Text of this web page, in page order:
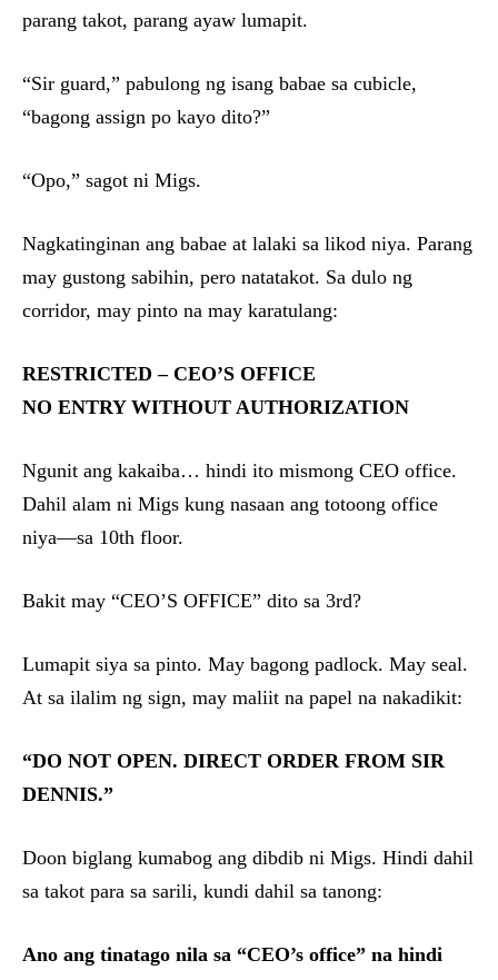
parang takot, parang ayaw lumapit.
“Sir guard,” pabulong ng isang babae sa cubicle,
“bagong assign po kayo dito?”
“Opo,” sagot ni Migs.
Nagkatinginan ang babae at lalaki sa likod niya. Parang
may gustong sabihin, pero natatakot. Sa dulo ng
corridor, may pinto na may karatulang:
RESTRICTED – CEO’S OFFICE
NO ENTRY WITHOUT AUTHORIZATION
Ngunit ang kakaiba… hindi ito mismong CEO office.
Dahil alam ni Migs kung nasaan ang totoong office
niya—sa 10th floor.
Bakit may “CEO’S OFFICE” dito sa 3rd?
Lumapit siya sa pinto. May bagong padlock. May seal.
At sa ilalim ng sign, may maliit na papel na nakadikit:
“DO NOT OPEN. DIRECT ORDER FROM SIR
DENNIS.”
Doon biglang kumabog ang dibdib ni Migs. Hindi dahil
sa takot para sa sarili, kundi dahil sa tanong:
Ano ang tinatago nila sa “CEO’s office” na hindi